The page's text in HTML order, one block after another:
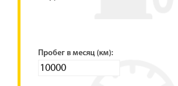
Пробег в месяц (км):